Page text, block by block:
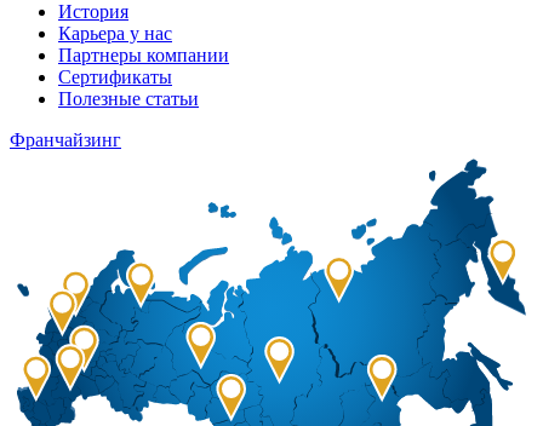
История
Карьера у нас
Партнеры компании
Сертификаты
Полезные статьи
Франчайзинг